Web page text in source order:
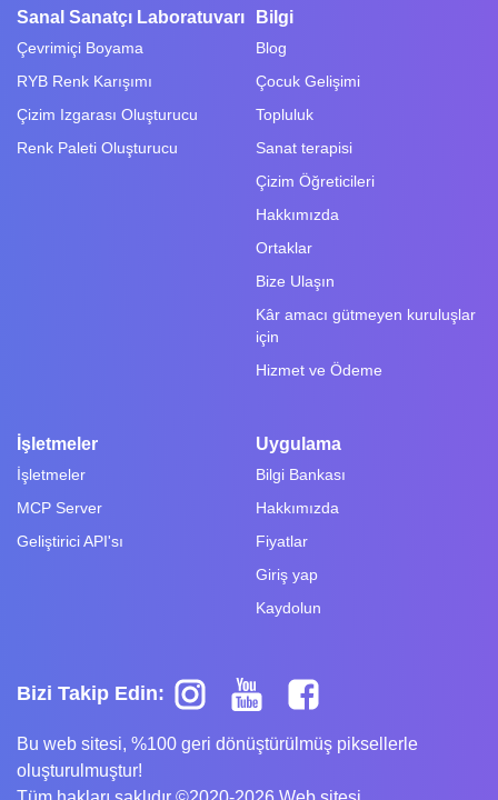
Sanal Sanatçı Laboratuvarı
Çevrimiçi Boyama
RYB Renk Karışımı
Çizim Izgarası Oluşturucu
Renk Paleti Oluşturucu
Bilgi
Blog
Çocuk Gelişimi
Topluluk
Sanat terapisi
Çizim Öğreticileri
Hakkımızda
Ortaklar
Bize Ulaşın
Kâr amacı gütmeyen kuruluşlar
için
Hizmet ve Ödeme
İşletmeler
İşletmeler
MCP Server
Geliştirici API'sı
Uygulama
Bilgi Bankası
Hakkımızda
Fiyatlar
Giriş yap
Kaydolun
Bizi Takip Edin:
Bu web sitesi, %100 geri dönüştürülmüş piksellerle
oluşturulmuştur!